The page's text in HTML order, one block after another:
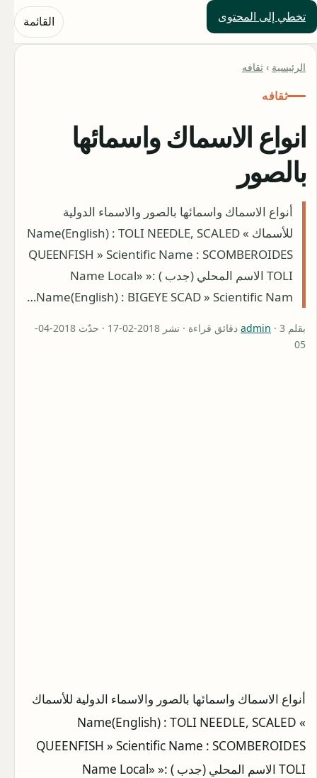
تخطي إلى المحتوى
حلول العالم القائمة
الرئيسية › ثقافه
ثقافه
انواع الاسماك واسمائها
بالصور
أنواع الاسماك واسمائها بالصور والاسماء الدولية
للأسماك » Name(English) : TOLI NEEDLE, SCALED
QUEENFISH » Scientific Name : SCOMBEROIDES
TOLI الاسم المحلي (جدب ) :Name Local» »
Name(English) : BIGEYE SCAD » Scientific Nam…
بقلم admin
· 3 دقائق قراءة · نشر 2018-02-17 · حدّث 2018-04-
05
أنواع الاسماك واسمائها بالصور والاسماء الدولية للأسماك
» Name(English) : TOLI NEEDLE, SCALED
QUEENFISH » Scientific Name : SCOMBEROIDES
TOLI الاسم المحلي (جدب ) :Name Local» »